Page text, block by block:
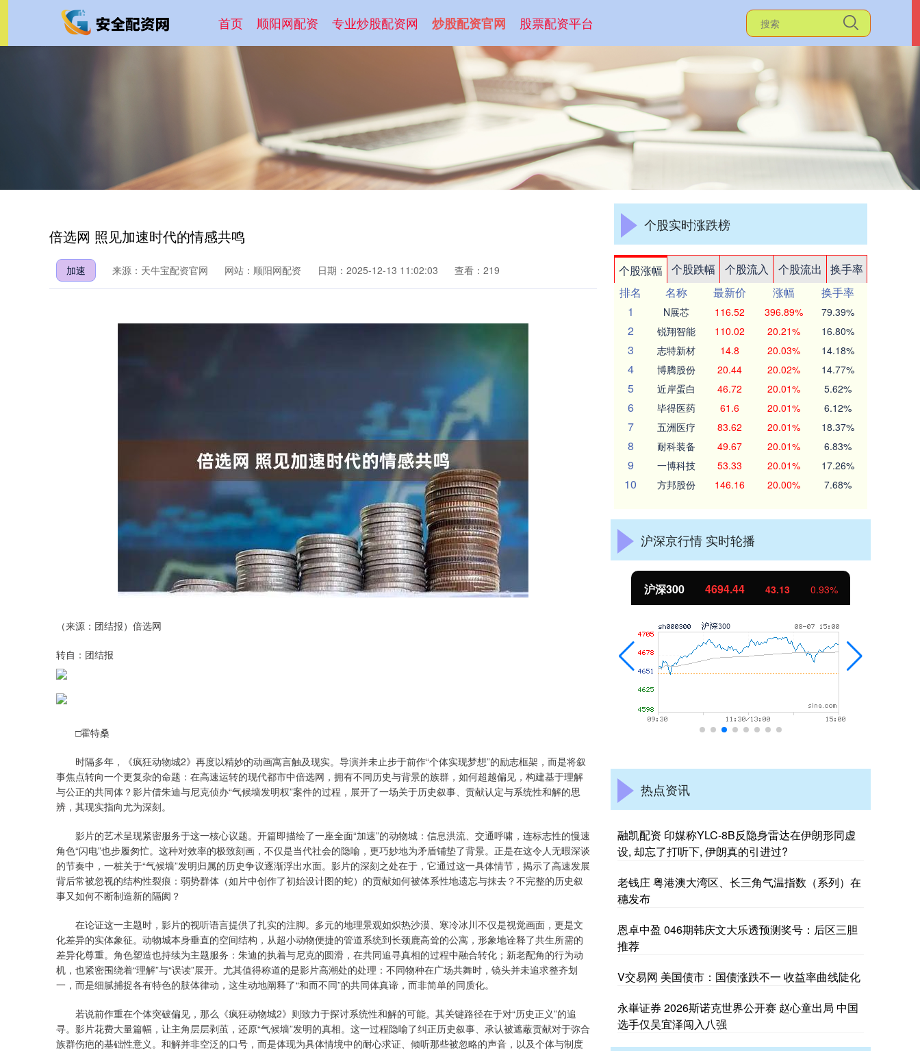
首页 顺阳网配资 专业炒股配资网 炒股配资官网 股票配资平台
倍选网 照见加速时代的情感共鸣
加速 来源：天牛宝配资官网 网站：顺阳网配资 日期：2025-12-13 11:02:03 查看：219
（来源：团结报）倍选网
转自：团结报
□霍特桑
时隔多年，《疯狂动物城2》再度以精妙的动画寓言触及现实。导演并未止步于前作“个体实现梦想”的励志框架，而是将叙
事焦点转向一个更复杂的命题：在高速运转的现代都市中倍选网，拥有不同历史与背景的族群，如何超越偏见，构建基于理解
与公正的共同体？影片借朱迪与尼克侦办“气候墙发明权”案件的过程，展开了一场关于历史叙事、贡献认定与系统性和解的思
辨，其现实指向尤为深刻。
影片的艺术呈现紧密服务于这一核心议题。开篇即描绘了一座全面“加速”的动物城：信息洪流、交通呼啸，连标志性的慢速
角色“闪电”也步履匆忙。这种对效率的极致刻画，不仅是当代社会的隐喻，更巧妙地为矛盾铺垫了背景。正是在这令人无暇深谈
的节奏中，一桩关于“气候墙”发明归属的历史争议逐渐浮出水面。影片的深刻之处在于，它通过这一具体情节，揭示了高速发展
背后常被忽视的结构性裂痕：弱势群体（如片中创作了初始设计图的蛇）的贡献如何被体系性地遗忘与抹去？不完整的历史叙
事又如何不断制造新的隔阂？
在论证这一主题时，影片的视听语言提供了扎实的注脚。多元的地理景观如炽热沙漠、寒冷冰川不仅是视觉画面，更是文
化差异的实体象征。动物城本身垂直的空间结构，从超小动物便捷的管道系统到长颈鹿高耸的公寓，形象地诠释了共生所需的
差异化尊重。角色塑造也持续为主题服务：朱迪的执着与尼克的圆滑，在共同追寻真相的过程中融合转化；新老配角的行为动
机，也紧密围绕着“理解”与“误读”展开。尤其值得称道的是影片高潮处的处理：不同物种在广场共舞时，镜头并未追求整齐划
一，而是细腻捕捉各有特色的肢体律动，这生动地阐释了“和而不同”的共同体真谛，而非简单的同质化。
若说前作重在个体突破偏见，那么《疯狂动物城2》则致力于探讨系统性和解的可能。其关键路径在于对“历史正义”的追
寻。影片花费大量篇幅，让主角层层剥茧，还原“气候墙”发明的真相。这一过程隐喻了纠正历史叙事、承认被遮蔽贡献对于弥合
族群伤疤的基础性意义。和解并非空泛的口号，而是体现为具体情境中的耐心求证、倾听那些被忽略的声音，以及个体与制度
个股实时涨跌榜
个股涨幅 个股跌幅 个股流入 个股流出
换手率
排名
名称 最新价 涨幅
换手率
1
N展芯 116.52 396.89% 79.39%
2 锐翔智能 110.02 20.21% 16.80%
3 志特新材 14.8 20.03% 14.18%
4 博腾股份 20.44 20.02% 14.77%
5 近岸蛋白 46.72 20.01% 5.62%
6 毕得医药 61.6 20.01% 6.12%
7 五洲医疗 83.62 20.01% 18.37%
8 耐科装备 49.67 20.01% 6.83%
9 一博科技 53.33 20.01% 17.26%
10 方邦股份 146.16 20.00% 7.68%
沪深京行情 实时轮播
上证指数 3940.04 39.68 1.02% 深证成指 14311.01 200.89 沪深300 4694.44 43.13 0.93%
热点资讯
融凯配资 印媒称YLC-8B反隐身雷达在伊朗形同虚
设, 却忘了打听下, 伊朗真的引进过?
老钱庄 粤港澳大湾区、长三角气温指数（系列）在
穗发布
恩卓中盈 046期韩庆文大乐透预测奖号：后区三胆
推荐
V交易网 美国债市：国债涨跌不一 收益率曲线陡化
永崋证券 2026斯诺克世界公开赛 赵心童出局 中国
选手仅吴宜泽闯入八强